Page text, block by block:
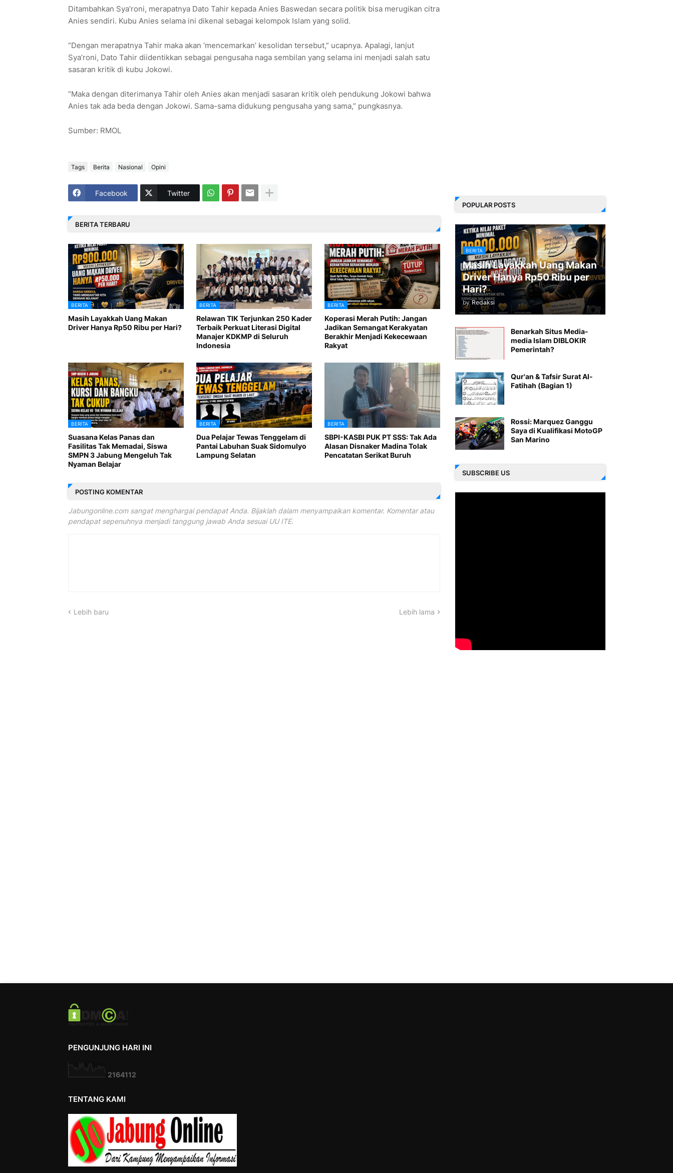
Ditambahkan Sya’roni, merapatnya Dato Tahir kepada Anies Baswedan secara politik bisa merugikan citra
Anies sendiri. Kubu Anies selama ini dikenal sebagai kelompok Islam yang solid.
“Dengan merapatnya Tahir maka akan ‘mencemarkan’ kesolidan tersebut,” ucapnya. Apalagi, lanjut
Sya’roni, Dato Tahir diidentikkan sebagai pengusaha naga sembilan yang selama ini menjadi salah satu
sasaran kritik di kubu Jokowi.
“Maka dengan diterimanya Tahir oleh Anies akan menjadi sasaran kritik oleh pendukung Jokowi bahwa
Anies tak ada beda dengan Jokowi. Sama-sama didukung pengusaha yang sama,” pungkasnya.
Sumber: RMOL
Tags Berita Nasional Opini
Facebook Twitter
BERITA TERBARU
BERITA
Masih Layakkah Uang Makan
Driver Hanya Rp50 Ribu per Hari?
BERITA
Relawan TIK Terjunkan 250 Kader
Terbaik Perkuat Literasi Digital
Manajer KDKMP di Seluruh
Indonesia
BERITA
Koperasi Merah Putih: Jangan
Jadikan Semangat Kerakyatan
Berakhir Menjadi Kekecewaan
Rakyat
BERITA
Suasana Kelas Panas dan
Fasilitas Tak Memadai, Siswa
SMPN 3 Jabung Mengeluh Tak
Nyaman Belajar
BERITA
Dua Pelajar Tewas Tenggelam di
Pantai Labuhan Suak Sidomulyo
Lampung Selatan
BERITA
SBPI-KASBI PUK PT SSS: Tak Ada
Alasan Disnaker Madina Tolak
Pencatatan Serikat Buruh
POSTING KOMENTAR
Jabungonline.com sangat menghargai pendapat Anda. Bijaklah dalam menyampaikan komentar. Komentar atau
pendapat sepenuhnya menjadi tanggung jawab Anda sesuai UU ITE.
Lebih baru Lebih lama
POPULAR POSTS
BERITA
Masih Layakkah Uang Makan
Driver Hanya Rp50 Ribu per
Hari?
by Redaksi
Benarkah Situs Media-
media Islam DIBLOKIR
Pemerintah?
Qur'an & Tafsir Surat Al-
Fatihah (Bagian 1)
Rossi: Marquez Ganggu
Saya di Kualifikasi MotoGP
San Marino
SUBSCRIBE US
PENGUNJUNG HARI INI
2164112
TENTANG KAMI